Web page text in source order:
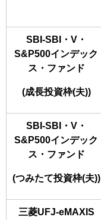
SBI-SBI・V・
S&P500インデック
ス・ファンド
(成長投資枠(夫))
SBI-SBI・V・
S&P500インデック
ス・ファンド
(つみたて投資枠(夫))
三菱UFJ-eMAXIS